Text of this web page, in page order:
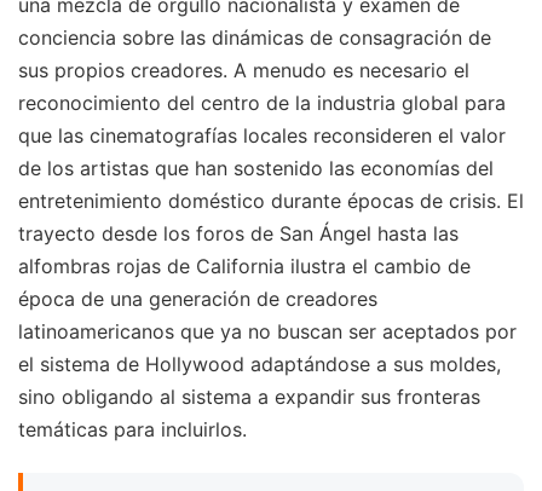
conciencia sobre las dinámicas de consagración de
sus propios creadores. A menudo es necesario el
reconocimiento del centro de la industria global para
que las cinematografías locales reconsideren el valor
de los artistas que han sostenido las economías del
entretenimiento doméstico durante épocas de crisis. El
trayecto desde los foros de San Ángel hasta las
alfombras rojas de California ilustra el cambio de
época de una generación de creadores
latinoamericanos que ya no buscan ser aceptados por
el sistema de Hollywood adaptándose a sus moldes,
sino obligando al sistema a expandir sus fronteras
temáticas para incluirlos.